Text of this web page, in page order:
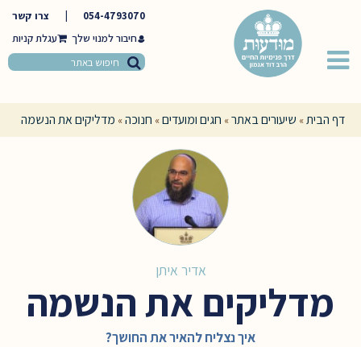
054-4793070
צרו קשר
חיבור למנוי שלך
דף הבית» שיעורים באתר» חגים ומועדים» חנוכה» מדליקים את הנשמה
אדיר איתן
מדליקים את הנשמה
איך נצליח להאיר את החושך?